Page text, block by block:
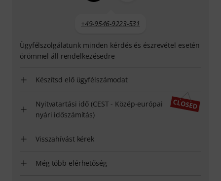
+49-9546-9223-531
Ügyfélszolgálatunk minden kérdés és észrevétel esetén
örömmel áll rendelkezésedre
Készítsd elő ügyfélszámodat
Nyitvatartási idő (CEST - Közép-európai
nyári időszámítás)
Visszahívást kérek
Még több elérhetőség